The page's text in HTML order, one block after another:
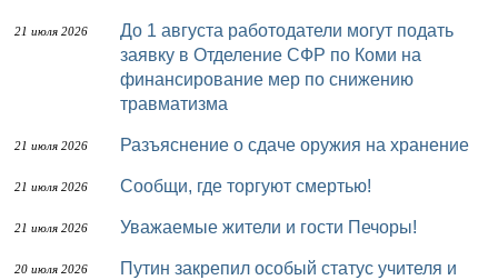
21 июля 2026
До 1 августа работодатели могут подать
заявку в Отделение СФР по Коми на
финансирование мер по снижению
травматизма
21 июля 2026 Разъяснение о сдаче оружия на хранение
21 июля 2026 Сообщи, где торгуют смертью!
21 июля 2026 Уважаемые жители и гости Печоры!
20 июля 2026 Путин закрепил особый статус учителя и